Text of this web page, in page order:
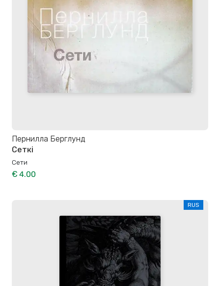
Пернилла Берглунд
Сеткі
Сети
€ 4.00
RUS